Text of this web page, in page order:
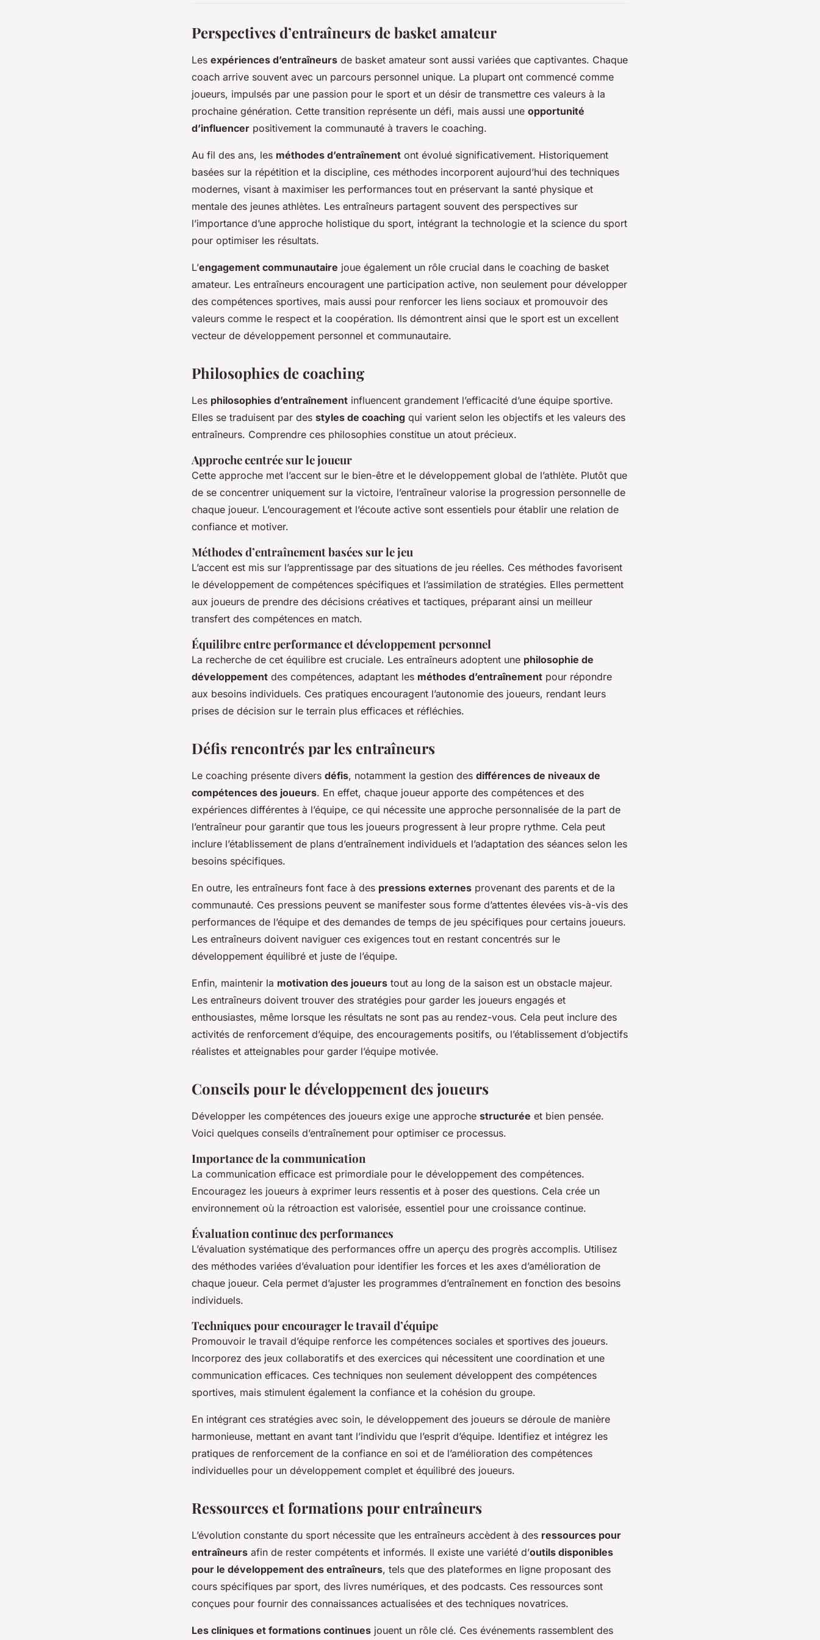
Perspectives d’entraîneurs de basket amateur
Les expériences d’entraîneurs de basket amateur sont aussi variées que captivantes. Chaque
coach arrive souvent avec un parcours personnel unique. La plupart ont commencé comme
joueurs, impulsés par une passion pour le sport et un désir de transmettre ces valeurs à la
prochaine génération. Cette transition représente un défi, mais aussi une opportunité
d’influencer positivement la communauté à travers le coaching.
Au fil des ans, les méthodes d’entraînement ont évolué significativement. Historiquement
basées sur la répétition et la discipline, ces méthodes incorporent aujourd’hui des techniques
modernes, visant à maximiser les performances tout en préservant la santé physique et
mentale des jeunes athlètes. Les entraîneurs partagent souvent des perspectives sur
l’importance d’une approche holistique du sport, intégrant la technologie et la science du sport
pour optimiser les résultats.
L’engagement communautaire joue également un rôle crucial dans le coaching de basket
amateur. Les entraîneurs encouragent une participation active, non seulement pour développer
des compétences sportives, mais aussi pour renforcer les liens sociaux et promouvoir des
valeurs comme le respect et la coopération. Ils démontrent ainsi que le sport est un excellent
vecteur de développement personnel et communautaire.
Philosophies de coaching
Les philosophies d’entraînement influencent grandement l’efficacité d’une équipe sportive.
Elles se traduisent par des styles de coaching qui varient selon les objectifs et les valeurs des
entraîneurs. Comprendre ces philosophies constitue un atout précieux.
Approche centrée sur le joueur
Cette approche met l’accent sur le bien-être et le développement global de l’athlète. Plutôt que
de se concentrer uniquement sur la victoire, l’entraîneur valorise la progression personnelle de
chaque joueur. L’encouragement et l’écoute active sont essentiels pour établir une relation de
confiance et motiver.
Méthodes d’entraînement basées sur le jeu
L’accent est mis sur l’apprentissage par des situations de jeu réelles. Ces méthodes favorisent
le développement de compétences spécifiques et l’assimilation de stratégies. Elles permettent
aux joueurs de prendre des décisions créatives et tactiques, préparant ainsi un meilleur
transfert des compétences en match.
Équilibre entre performance et développement personnel
La recherche de cet équilibre est cruciale. Les entraîneurs adoptent une philosophie de
développement des compétences, adaptant les méthodes d’entraînement pour répondre
aux besoins individuels. Ces pratiques encouragent l’autonomie des joueurs, rendant leurs
prises de décision sur le terrain plus efficaces et réfléchies.
Défis rencontrés par les entraîneurs
Le coaching présente divers défis, notamment la gestion des différences de niveaux de
compétences des joueurs. En effet, chaque joueur apporte des compétences et des
expériences différentes à l’équipe, ce qui nécessite une approche personnalisée de la part de
l’entraîneur pour garantir que tous les joueurs progressent à leur propre rythme. Cela peut
inclure l’établissement de plans d’entraînement individuels et l’adaptation des séances selon les
besoins spécifiques.
En outre, les entraîneurs font face à des pressions externes provenant des parents et de la
communauté. Ces pressions peuvent se manifester sous forme d’attentes élevées vis-à-vis des
performances de l’équipe et des demandes de temps de jeu spécifiques pour certains joueurs.
Les entraîneurs doivent naviguer ces exigences tout en restant concentrés sur le
développement équilibré et juste de l’équipe.
Enfin, maintenir la motivation des joueurs tout au long de la saison est un obstacle majeur.
Les entraîneurs doivent trouver des stratégies pour garder les joueurs engagés et
enthousiastes, même lorsque les résultats ne sont pas au rendez-vous. Cela peut inclure des
activités de renforcement d’équipe, des encouragements positifs, ou l’établissement d’objectifs
réalistes et atteignables pour garder l’équipe motivée.
Conseils pour le développement des joueurs
Développer les compétences des joueurs exige une approche structurée et bien pensée.
Voici quelques conseils d’entraînement pour optimiser ce processus.
Importance de la communication
La communication efficace est primordiale pour le développement des compétences.
Encouragez les joueurs à exprimer leurs ressentis et à poser des questions. Cela crée un
environnement où la rétroaction est valorisée, essentiel pour une croissance continue.
Évaluation continue des performances
L’évaluation systématique des performances offre un aperçu des progrès accomplis. Utilisez
des méthodes variées d’évaluation pour identifier les forces et les axes d’amélioration de
chaque joueur. Cela permet d’ajuster les programmes d’entraînement en fonction des besoins
individuels.
Techniques pour encourager le travail d’équipe
Promouvoir le travail d’équipe renforce les compétences sociales et sportives des joueurs.
Incorporez des jeux collaboratifs et des exercices qui nécessitent une coordination et une
communication efficaces. Ces techniques non seulement développent des compétences
sportives, mais stimulent également la confiance et la cohésion du groupe.
En intégrant ces stratégies avec soin, le développement des joueurs se déroule de manière
harmonieuse, mettant en avant tant l’individu que l’esprit d’équipe. Identifiez et intégrez les
pratiques de renforcement de la confiance en soi et de l’amélioration des compétences
individuelles pour un développement complet et équilibré des joueurs.
Ressources et formations pour entraîneurs
L’évolution constante du sport nécessite que les entraîneurs accèdent à des ressources pour
entraîneurs afin de rester compétents et informés. Il existe une variété d’outils disponibles
pour le développement des entraîneurs, tels que des plateformes en ligne proposant des
cours spécifiques par sport, des livres numériques, et des podcasts. Ces ressources sont
conçues pour fournir des connaissances actualisées et des techniques novatrices.
Les cliniques et formations continues jouent un rôle clé. Ces événements rassemblent des